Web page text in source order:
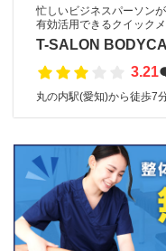
忙しいビジネスパーソン
有効活用できるクイック
T-SALON
3.21
丸の内駅(愛知)から徒歩7